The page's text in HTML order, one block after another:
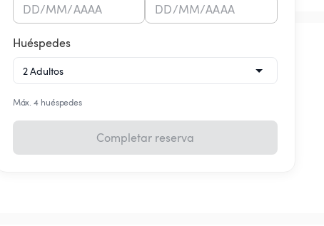
DD/MM/AAAA
DD/MM/AAAA
Huéspedes
Máx. 4 huéspedes
Completar reserva